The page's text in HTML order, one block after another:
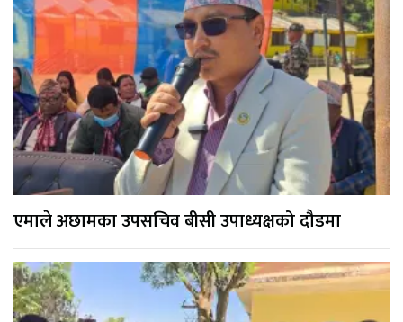
एमाले अछामका उपसचिव बीसी उपाध्यक्षको दौडमा